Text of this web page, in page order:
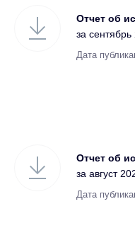
Отчет об
за сентябрь
Дата
Отчет об
за август
Дата